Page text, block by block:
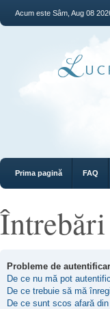
Acum este Sâm, Aug 08
Prima pagină FAQ
Probleme de
De ce nu mă pot
De ce trebuie să mă
De ce sunt scos afară